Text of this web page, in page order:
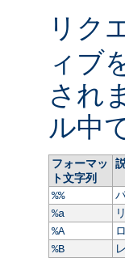
リク
ィブ
され
ル中
フォーマッ
ト文字列
%%
%a
%A
%B